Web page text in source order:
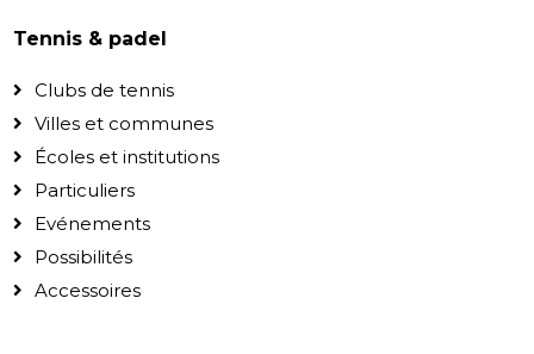
Tennis & padel
Clubs de tennis
Villes et communes
Écoles et institutions
Particuliers
Evénements
Possibilités
Accessoires